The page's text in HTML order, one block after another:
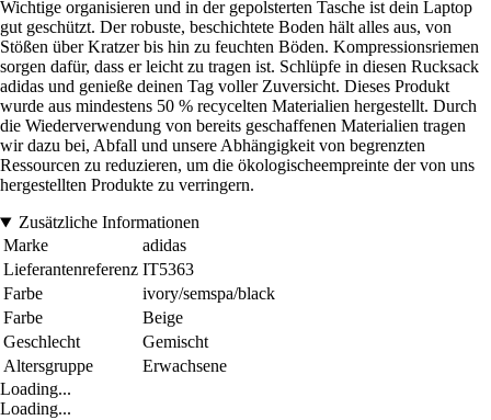
Wichtige organisieren und in der gepolsterten Tasche ist dein Laptop
gut geschützt. Der robuste, beschichtete Boden hält alles aus, von
Stößen über Kratzer bis hin zu feuchten Böden. Kompressionsriemen
sorgen dafür, dass er leicht zu tragen ist. Schlüpfe in diesen Rucksack
adidas und genieße deinen Tag voller Zuversicht. Dieses Produkt
wurde aus mindestens 50 % recycelten Materialien hergestellt. Durch
die Wiederverwendung von bereits geschaffenen Materialien tragen
wir dazu bei, Abfall und unsere Abhängigkeit von begrenzten
Ressourcen zu reduzieren, um die ökologischeempreinte der von uns
hergestellten Produkte zu verringern.
Zusätzliche Informationen
Marke
adidas
Lieferantenreferenz IT5363
Farbe
ivory/semspa/black
Farbe
Beige
Geschlecht
Gemischt
Altersgruppe
Erwachsene
Loading...
Loading...